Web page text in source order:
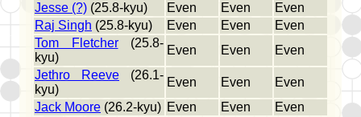
Jesse (?) (25.8-kyu) Even Even
Even
Raj Singh (25.8-kyu) Even Even
Even
Tom Fletcher(25.8-
kyu)
Even Even
Even
Jethro Reeve (26.1-
kyu)
Even Even
Even
Jack Moore (26.2-kyu) Even Even
Even